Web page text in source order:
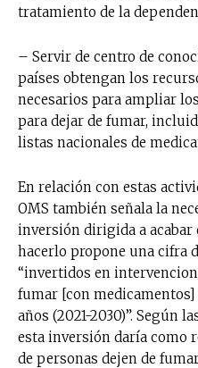
tratamiento de la
– Servir de centro de
países obtengan los
necesarios para ampliar
para dejar de fumar,
listas nacionales de
En relación con estas
OMS también señala la
inversión dirigida a acabar
hacerlo propone una cifra
“invertidos en
fumar [con
años (2021-2030)”. Según
esta inversión daría como
de personas dejen de